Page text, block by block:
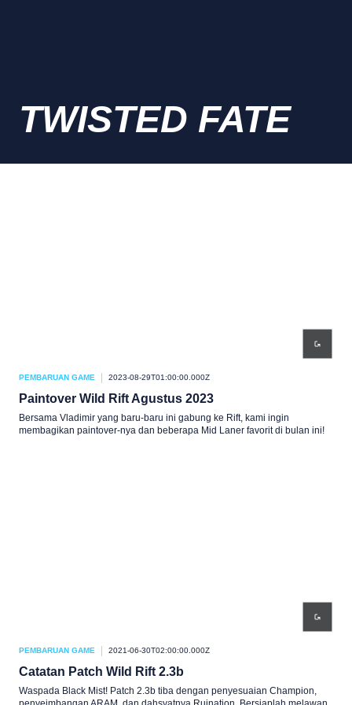
TWISTED FATE
PEMBARUAN GAME 2023-08-29T01:00:00.000Z
Paintover Wild Rift Agustus 2023
Bersama Vladimir yang baru-baru ini gabung ke Rift, kami ingin
membagikan paintover-nya dan beberapa Mid Laner favorit di bulan ini!
PEMBARUAN GAME 2021-06-30T02:00:00.000Z
Catatan Patch Wild Rift 2.3b
Waspada Black Mist! Patch 2.3b tiba dengan penyesuaian Champion,